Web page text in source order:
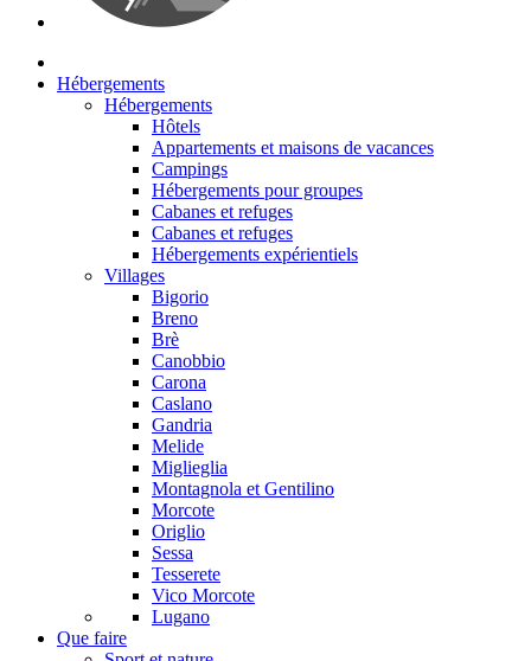
Hébergements
Hébergements
Hôtels
Appartements et maisons de vacances
Campings
Hébergements pour groupes
Cabanes et refuges
Cabanes et refuges
Hébergements expérientiels
Villages
Bigorio
Breno
Brè
Canobbio
Carona
Caslano
Gandria
Melide
Miglieglia
Montagnola et Gentilino
Morcote
Origlio
Sessa
Tesserete
Vico Morcote
Lugano
Que faire